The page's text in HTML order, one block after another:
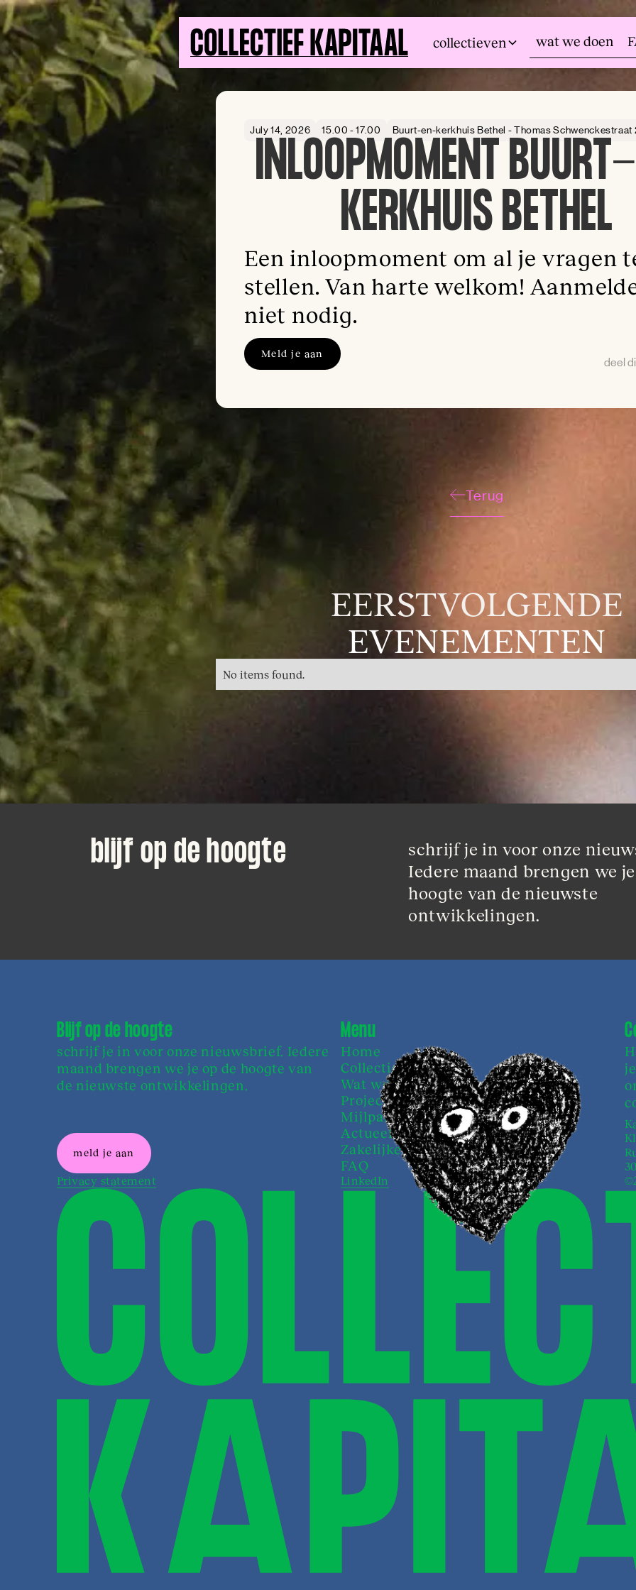
collectieven wat we doen
July 14, 2026 15.00 - 17.00 Buurt-en-kerkhuis Bethel - Thomas
INLOOPMOMENT
KERKHUIS BETHEL
Een inloopmoment om al je vragen
stellen. Van harte welkom!
niet nodig.
Meld je aan
deel
Terug
EERSTVOLGENDE
EVENEMENTEN
No items found.
blijf op de hoogte
schrijf je in voor onze
Iedere maand brengen we
hoogte van de nieuwste
ontwikkelingen.
Blijf op de hoogte
schrijf je in voor onze nieuwsbrief. Iedere
maand brengen we je op de hoogte van
de nieuwste ontwikkelingen.
meld je aan
Menu
Home
Collectieven
Wat we doen
Projecten
Mijlpalen
Actueel
Zakelijke zaken
FAQ
Privacy statement
LinkedIn